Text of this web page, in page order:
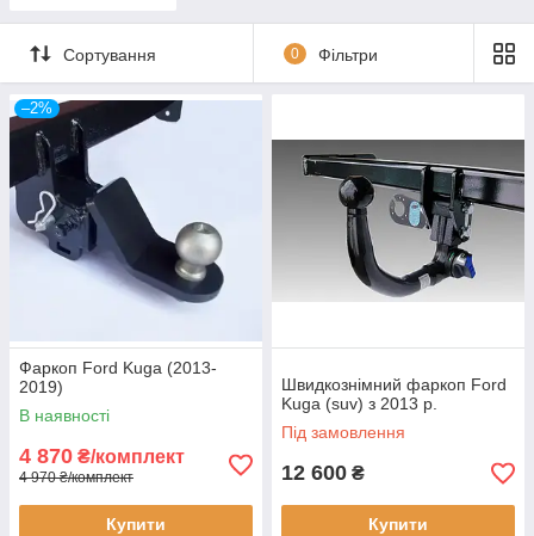
Сортування 0 Фільтри
–2%
Фаркоп Ford Kuga (2013-
2019)
В наявності
4 870 ₴/комплект
4 970 ₴/комплект
Купити
Швидкознімний фаркоп Ford
Kuga (suv) з 2013 р.
Під замовлення
12 600 ₴
Купити